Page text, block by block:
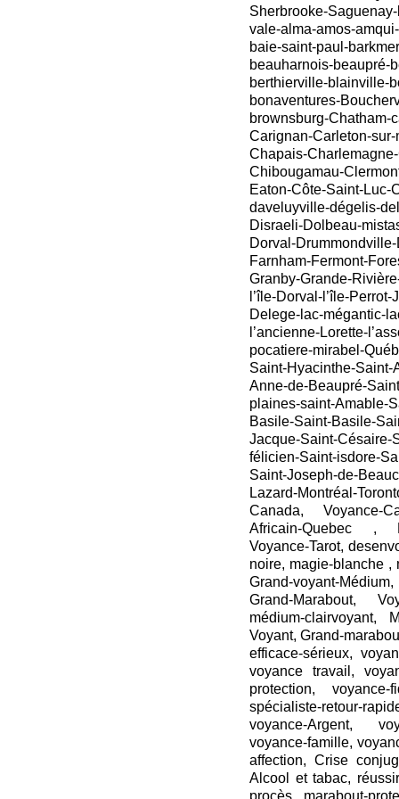
Sherbrooke-
vale-alma-amos-
baie-saint-paul-
beauharnois-beaupré-
berthierville-blainville-
bonaventures-
brownsburg-Chatham-
Carignan-Carleton-
Chapais-
Chibougamau-
Eaton-Côte-Saint-
daveluyville-dégelis-
Disraeli-Dolbeau-
Dorval-
Farnham-Fermont-
Granby-Grande-
l’île-Dorval-l’île-
Delege-lac-mégantic-
l’ancienne-Lorette-
pocatiere-mirabel-
Saint-Hyacinthe-Saint-
Anne-de-Beaupré-
plaines-saint-Amable-
Basile-Saint-Basile-
Jacque-Saint-Césaire-
félicien-Saint-isdore-
Saint-Joseph-de-
Lazard-Montréal-
Canada, Voyance-
Africain-Quebec ,
Voyance-Tarot,
noire, magie-blanche ,
Grand-voyant-
Grand-Marabout,
médium-clairvoyant,
Voyant, Grand-
efficace-sérieux,
voyance travail,
protection, voyance-
spécialiste-retour-
voyance-Argent,
voyance-famille,
affection, Crise
Alcool et tabac,
procès, marabout-